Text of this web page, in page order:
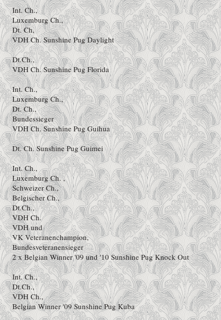
Int. Ch.,
Luxemburg Ch.,
Dt. Ch,
VDH Ch. Sunshine Pug Daylight
Dt.Ch.,
VDH Ch. Sunshine Pug Florida
Int. Ch.,
Luxemburg Ch.,
Dt. Ch.,
Bundessieger
VDH Ch. Sunshine Pug Guihua
Dt. Ch. Sunshine Pug Guimei
Int. Ch.,
Luxemburg Ch. ,
Schweizer Ch.,
Belgischer Ch.,
Dt.Ch.,
VDH Ch.
VDH und
VK Veteranenchampion,
Bundesveteranensieger
2 x Belgian Winner '09 und '10 Sunshine Pug Knock Out
Int. Ch.,
Dt.Ch.,
VDH Ch.,
Belgian Winner '09 Sunshine Pug Kuba